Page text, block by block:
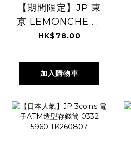
【期間限定】JP 東
京 LEMONCHE 檸
檬泡芙馬卡龍 4個
TK260807
HK$78.00
加入購物車